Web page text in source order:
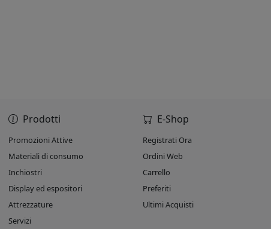
Prodotti
Promozioni Attive
Materiali di consumo
Inchiostri
Display ed espositori
Attrezzature
Servizi
E-Shop
Registrati Ora
Ordini Web
Carrello
Preferiti
Ultimi Acquisti